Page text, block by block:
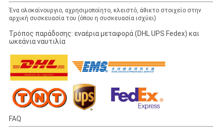
Ένα ολοκαίνουργιο, αχρησιμοποίητο, κλειστό, άθικτο στοιχείο στην
αρχική συσκευασία του (όπου η συσκευασία ισχύει)
Τρόπος παράδοσης: εναέρια μεταφορά (DHL UPS Fedex) και
ωκεάνια ναυτιλία
FAQ